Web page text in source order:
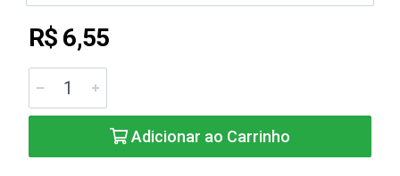
R$ 6,55
Adicionar ao Carrinho